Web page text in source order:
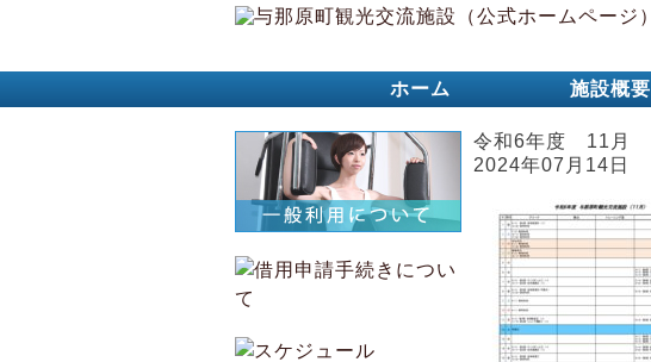
ホーム 施設概要
令和6年度 11月
2024年07月14日